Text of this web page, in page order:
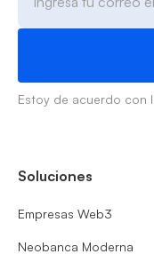
Estoy de acuerdo con
Soluciones
Empresas Web3
Neobanca Moderna